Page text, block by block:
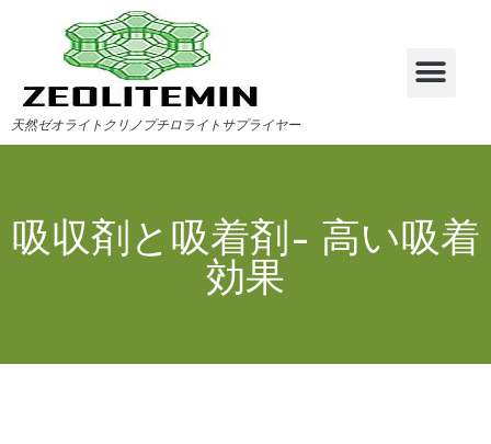
天然ゼオライトクリノプチロライトサプライヤー
吸収剤と吸着剤- 高い吸着
効果